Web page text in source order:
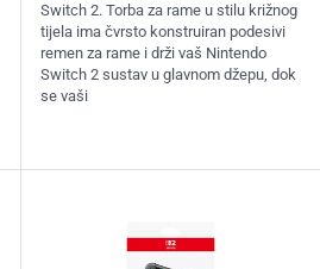
Switch 2. Torba za rame u stilu križnog
tijela ima čvrsto konstruiran podesivi
remen za rame i drži vaš Nintendo
Switch 2 sustav u glavnom džepu, dok
se vaši